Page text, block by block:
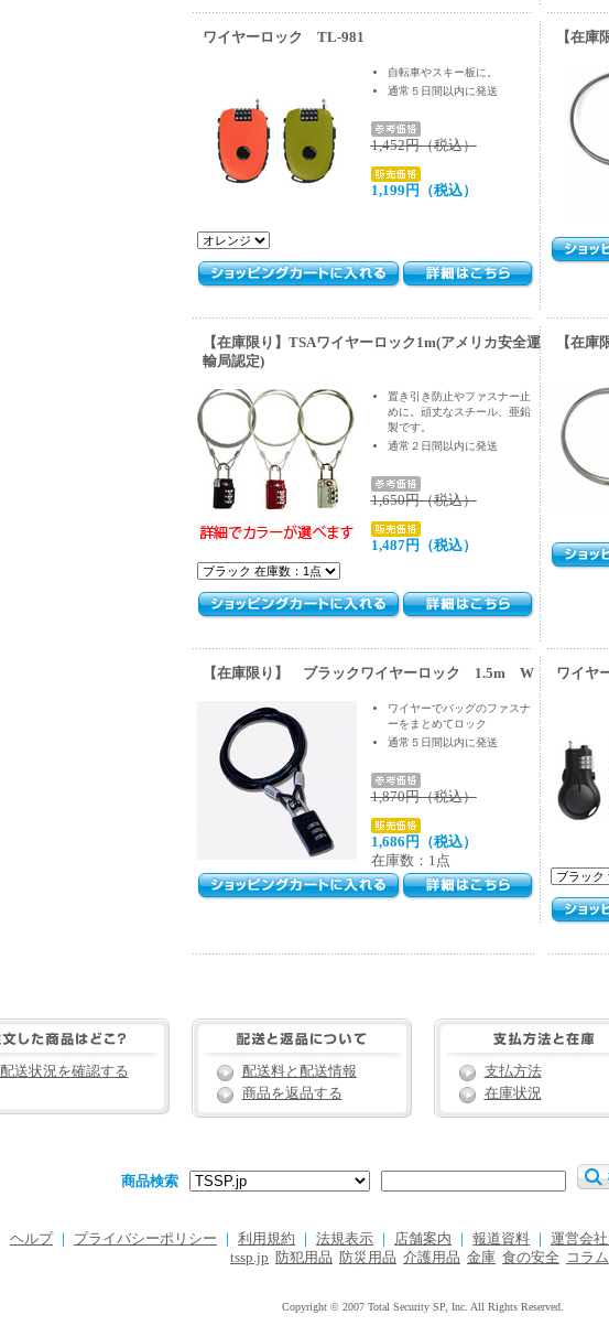
ワイヤーロック TL-981
自転車やスキー板に。
通常５日間以内に発送
1,452円（税込）
1,199円（税込）
【在
【在庫限り】TSAワイヤーロック1m(アメリカ安全運
輸局認定)
置き引き防止やファスナー止
めに。頑丈なスチール、亜鉛
製です。
通常２日間以内に発送
1,650円（税込）
1,487円（税込）
【在
【在庫限り】 ブラックワイヤーロック 1.5m W
ワイヤーでバッグのファスナ
ーをまとめてロック
通常５日間以内に発送
1,870円（税込）
1,686円（税込）
在庫数：1点
ワイヤ
配送状況を確認する
配送料と配送情報
商品を返品する
支払方法
在庫状況
商品検索
ヘルプ プライバシーポリシー 利用規約 法規表示 店舗案内 報道資料 運営会
tssp.jp
防犯用品 防災用品 介護用品 金庫 食の安全 コラム
Copyright © 2007 Total Security SP, Inc. All Rights Reserved.